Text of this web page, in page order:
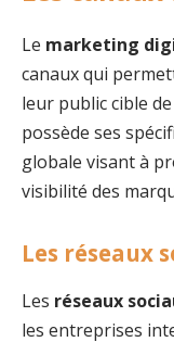
Le marketing
canaux qui
leur public cible
possède ses
globale visant à
visibilité des
Les réseaux
Les réseaux
les entreprises